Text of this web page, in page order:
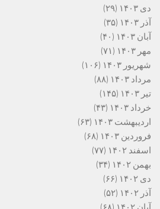
دی ۱۴۰۳
(۲۹)
آذر ۱۴۰۳
(۳۵)
آبان ۱۴۰۳
(۴۰)
مهر ۱۴۰۳
(۷۱)
شهریور ۱۴۰۳
(۱۰۶)
مرداد ۱۴۰۳
(۸۸)
تیر ۱۴۰۳
(۱۴۵)
خرداد ۱۴۰۳
(۴۳)
اردیبهشت ۱۴۰۳
(۶۳)
فروردین ۱۴۰۳
(۶۸)
اسفند ۱۴۰۲
(۷۷)
بهمن ۱۴۰۲
(۳۴)
دی ۱۴۰۲
(۶۶)
آذر ۱۴۰۲
(۵۲)